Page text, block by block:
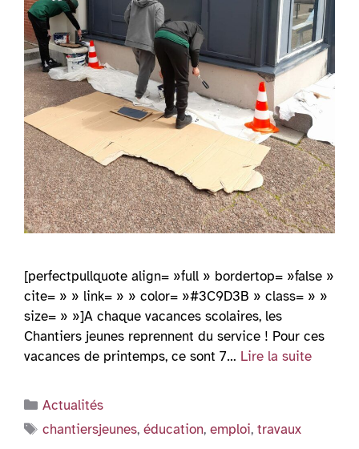
[perfectpullquote align= »full » bordertop= »false »
cite= » » link= » » color= »#3C9D3B » class= » »
size= » »]A chaque vacances scolaires, les
Chantiers jeunes reprennent du service ! Pour ces
vacances de printemps, ce sont 7… Lire la suite
Catégories
Actualités
Étiquettes
chantiersjeunes,éducation,emploi,travaux